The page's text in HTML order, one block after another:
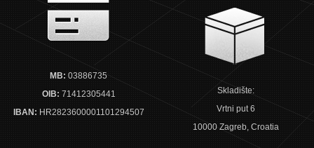
MB: 03886735
OIB: 71412305441
IBAN: HR2823600001101294507
Skladište:
Vrtni put 6
10000 Zagreb, Croatia